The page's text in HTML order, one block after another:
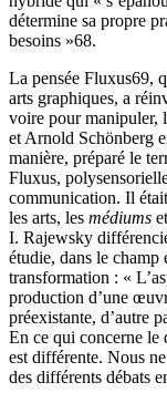
détermine sa propre
besoins »68.
La pensée Fluxus69,
arts graphiques, a
voire pour manipuler,
et Arnold Schönberg
manière, préparé le
Fluxus,
communication. Il
les arts, les médiums
I. Rajewsky
étudie, dans le champ
transformation : «
production d’une
préexistante, d’autre
En ce qui concerne le
est différente. Nous
des différents débats